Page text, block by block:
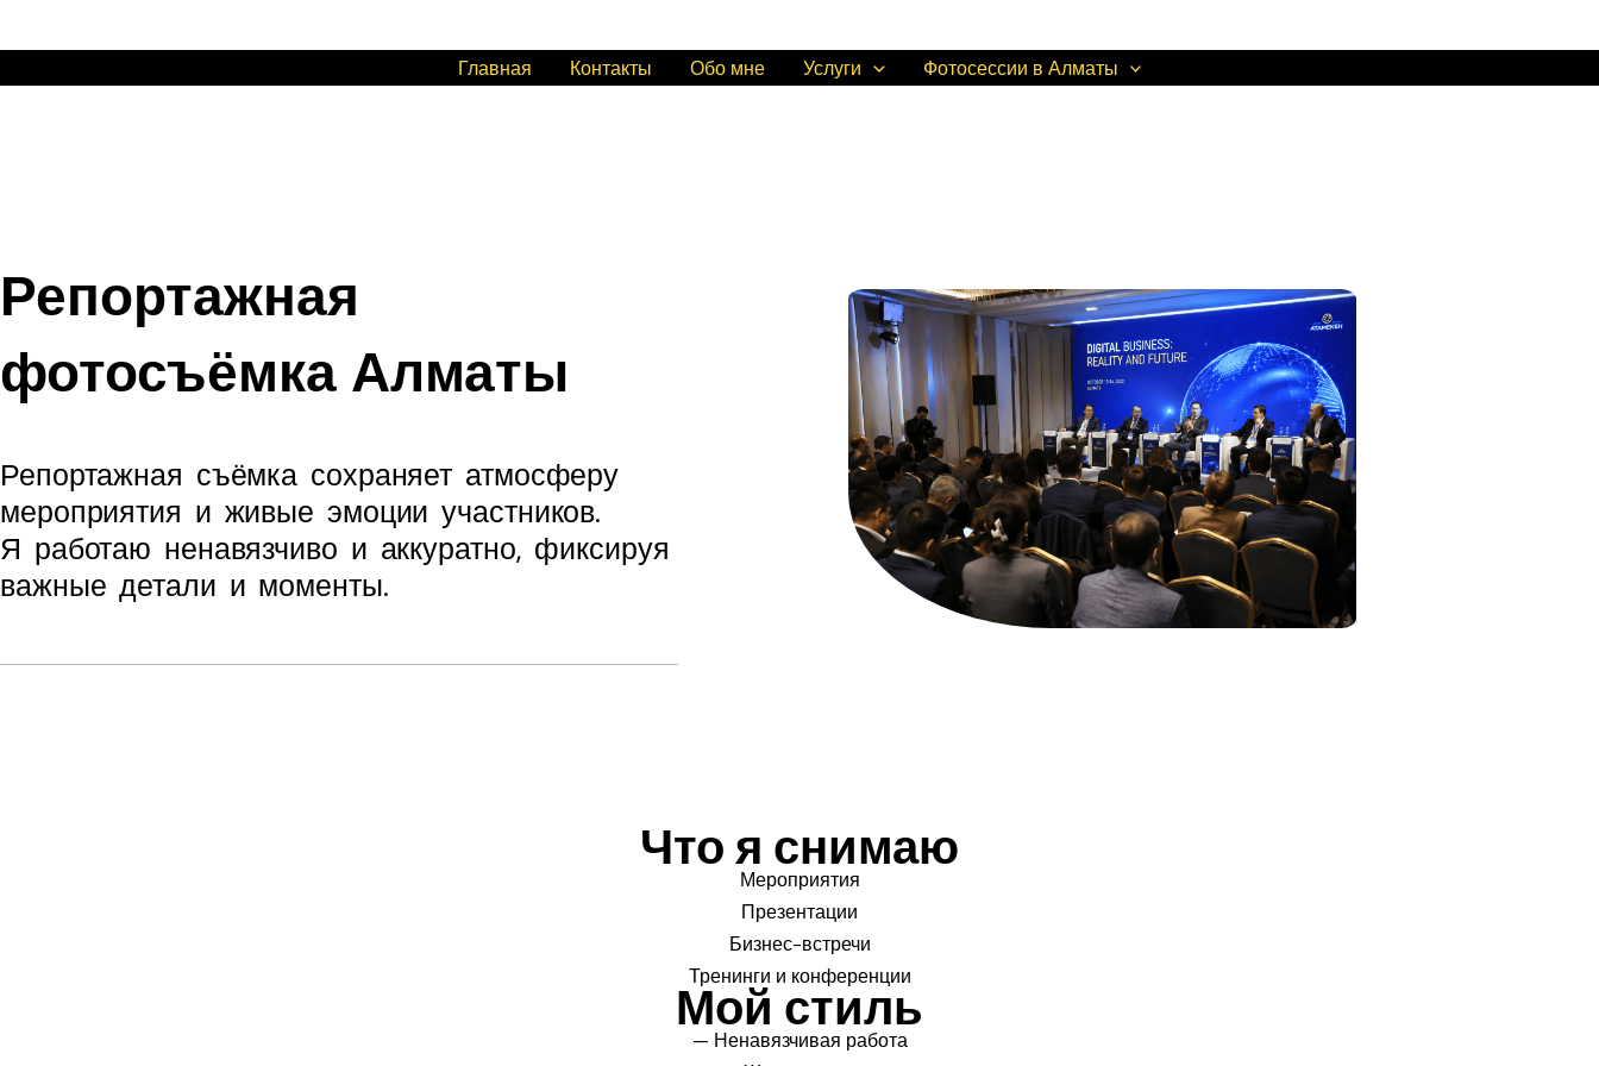
к
Главная Контакты Обо мне Услуги Фотосессии в Алматы
Репортажная
фотосъёмка Алматы
Репортажная съёмка сохраняет атмосферу
мероприятия и живые эмоции участников.
Я работаю ненавязчиво и аккуратно, фиксируя
важные детали и моменты.
Что я снимаю
Мероприятия
Презентации
Бизнес-встречи
Тренинги и конференции
Мой стиль
— Ненавязчивая работа